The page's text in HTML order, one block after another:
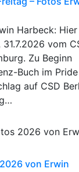
Harbeck:
vom
Zu Beginn
Buch im Pride
auf CSD
von Erwin